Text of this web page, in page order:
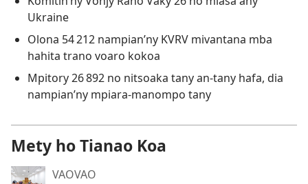
Ukraine
Olona 54 212 nampian’ny KVRV mivantana mba
hahita trano voaro kokoa
Mpitory 26 892 no nitsoaka tany an-tany hafa, dia
nampian’ny mpiara-manompo tany
Mety ho Tianao Koa
VAOVAO